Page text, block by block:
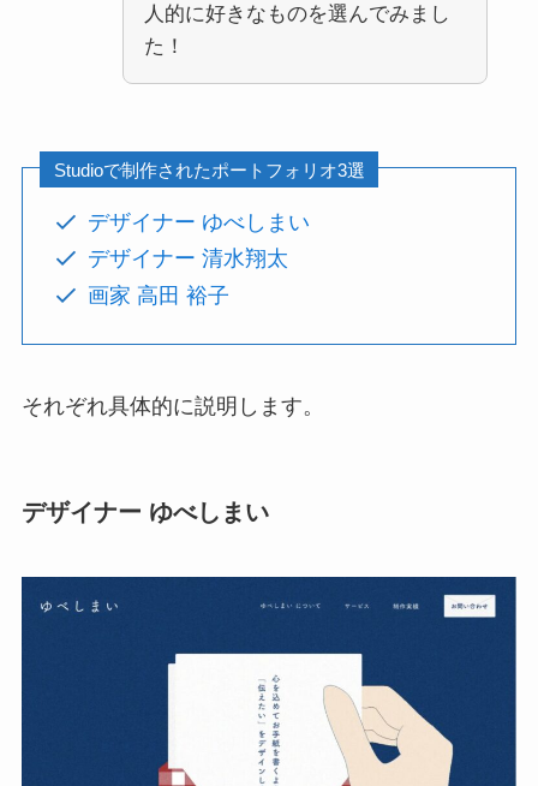
人的に好きなものを選んでみまし
た！
Studioで制作されたポートフォリオ3選
デザイナー ゆべしまい
デザイナー 清水翔太
画家 高田 裕子
それぞれ具体的に説明します。
デザイナー ゆべしまい